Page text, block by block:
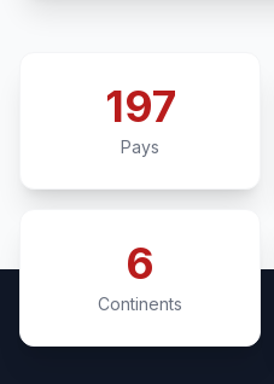
197
Pays
6
Continents